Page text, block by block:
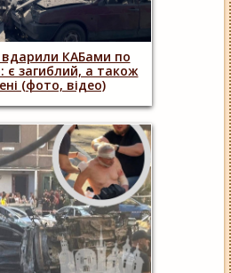
КАБами по
є загиблий, а також
(фото, відео)